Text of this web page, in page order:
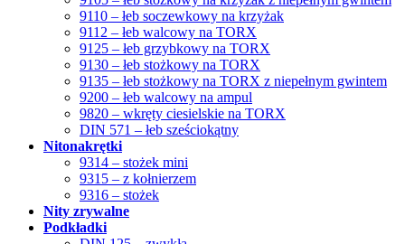
9110 – łeb soczewkowy na krzyżak
9112 – łeb walcowy na TORX
9125 – łeb grzybkowy na TORX
9130 – łeb stożkowy na TORX
9135 – łeb stożkowy na TORX z niepełnym gwintem
9200 – łeb walcowy na ampul
9820 – wkręty ciesielskie na TORX
DIN 571 – łeb sześciokątny
Nitonakrętki
9314 – stożek mini
9315 – z kołnierzem
9316 – stożek
Nity zrywalne
Podkładki